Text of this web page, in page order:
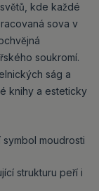
kde každé
sova v
soukromí.
ság a
knihy a esteticky
moudrosti
strukturu peří i